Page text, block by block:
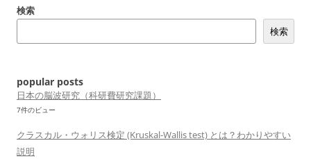
ゲ
ン
検索
検索
popular posts
日本の脳波研究（科研費研究課題）
7件のビュー
クラスカル・ウォリス検定 (Kruskal-Wallis test) とは？わかりやすい
説明